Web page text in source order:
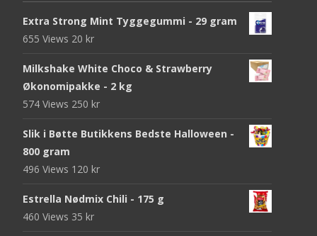
Extra Strong Mint Tyggegummi - 29 gram
655 Views 20 kr
Milkshake White Choco & Strawberry
Økonomipakke - 2 kg
574 Views 250 kr
Slik i Bøtte Butikkens Bedste Halloween -
800 gram
496 Views 120 kr
Estrella Nødmix Chili - 175 g
460 Views 35 kr